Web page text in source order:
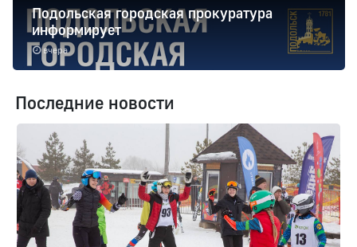
вчера
Подольская городская прокуратура
информирует
Последние новости